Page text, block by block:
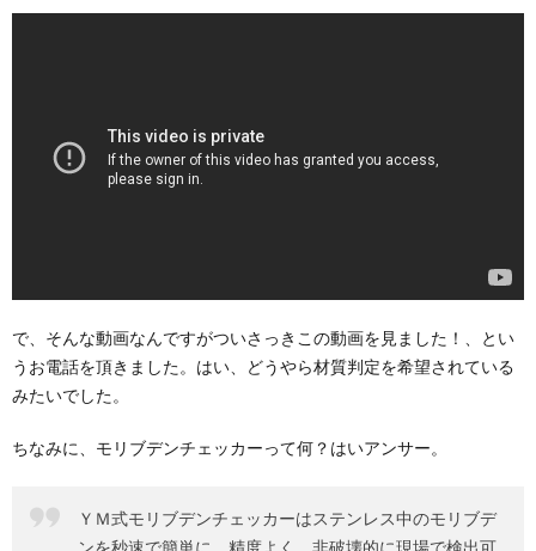
で、そんな動画なんですがついさっきこの動画を見ました！、とい
うお電話を頂きました。はい、どうやら材質判定を希望されている
みたいでした。
ちなみに、モリブデンチェッカーって何？はいアンサー。
ＹＭ式モリブデンチェッカーはステンレス中のモリブデ